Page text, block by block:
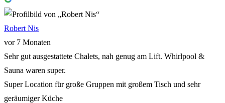
Robert Nis
vor 7 Monaten
Sehr gut ausgestattete Chalets, nah genug am Lift. Whirlpool &
Sauna waren super.
Super Location für große Gruppen mit großem Tisch und sehr
geräumiger Küche